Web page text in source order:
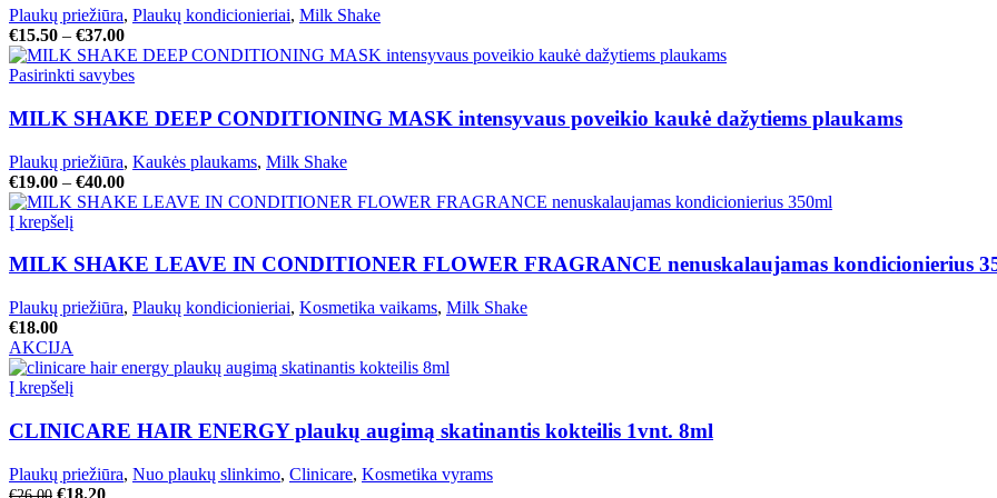
Plaukų priežiūra, Plaukų kondicionieriai, Milk Shake
€15.50 – €37.00
Pasirinkti savybes
MILK SHAKE DEEP CONDITIONING MASK intensyvaus poveikio kaukė dažytiems plaukams
Plaukų priežiūra, Kaukės plaukams, Milk Shake
€19.00 – €40.00
Į krepšelį
MILK SHAKE LEAVE IN CONDITIONER FLOWER FRAGRANCE nenuskalaujamas kondicionierius
Plaukų priežiūra, Plaukų kondicionieriai, Kosmetika vaikams, Milk Shake
€18.00
AKCIJA
Į krepšelį
CLINICARE HAIR ENERGY plaukų augimą skatinantis kokteilis 1vnt. 8ml
Plaukų priežiūra, Nuo plaukų slinkimo, Clinicare, Kosmetika vyrams
€26.00 €18.20